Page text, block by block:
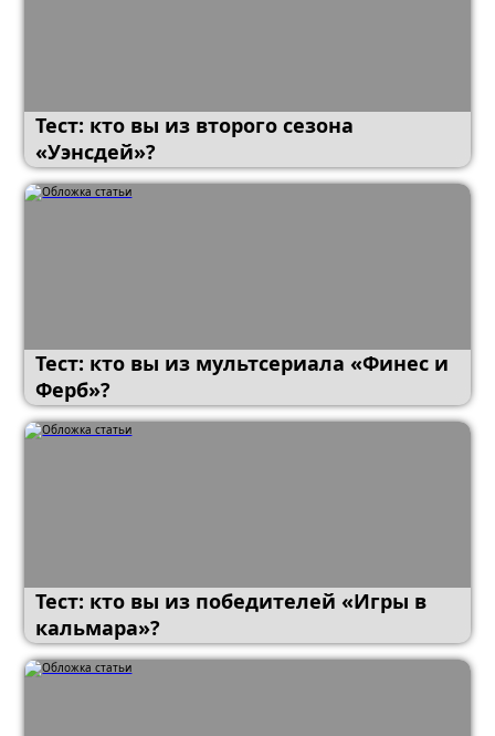
Тест: кто вы из второго сезона
«Уэнсдей»?
Тест: кто вы из мультсериала «Финес и
Ферб»?
Тест: кто вы из победителей «Игры в
кальмара»?